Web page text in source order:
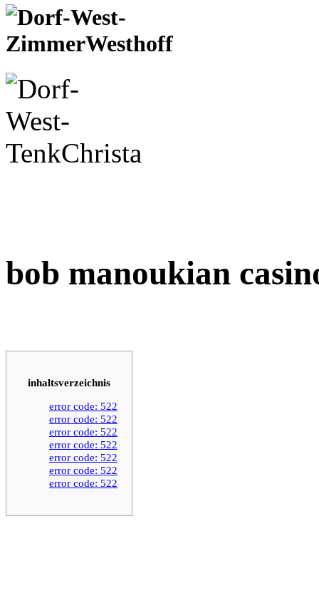
bob manoukian
inhaltsverzeichnis
error code: 522
error code: 522
error code: 522
error code: 522
error code: 522
error code: 522
error code: 522